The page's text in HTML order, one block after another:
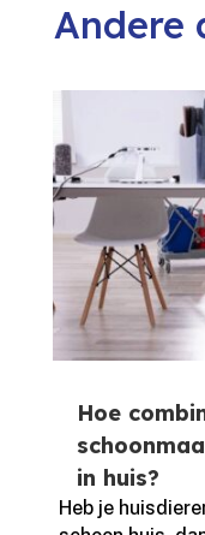
Andere
Hoe
in huis?
Heb je